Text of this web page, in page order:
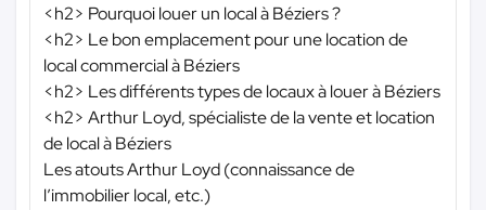
<h2> Pourquoi louer un local à Béziers ?
<h2> Le bon emplacement pour une location de
local commercial à Béziers
<h2> Les différents types de locaux à louer à Béziers
<h2> Arthur Loyd, spécialiste de la vente et location
de local à Béziers
Les atouts Arthur Loyd (connaissance de
l’immobilier local, etc.)